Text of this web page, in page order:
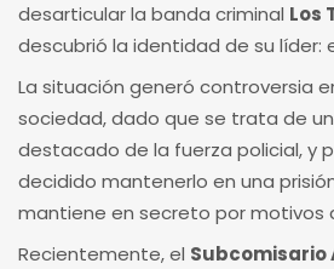
desarticular la banda criminal Los
descubrió la identidad de su líder:
La situación generó controversia
sociedad, dado que se trata de
destacado de la fuerza policial, y
decidido mantenerlo en una
mantiene en secreto por motivos
Recientemente, el Subcomisario